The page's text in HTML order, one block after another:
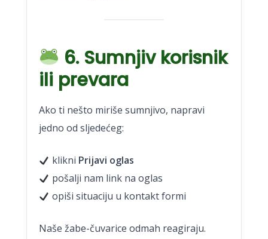
6. Sumnjiv korisnik
ili prevara
Ako ti nešto miriše sumnjivo, napravi
jedno od sljedećeg:
klikni Prijavi oglas
pošalji nam link na oglas
opiši situaciju u kontakt formi
Naše žabe-čuvarice odmah reagiraju.